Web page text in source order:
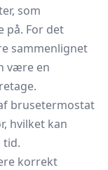
som
For det
sammenlignet
være en
brusetermostat
hvilket kan
korrekt